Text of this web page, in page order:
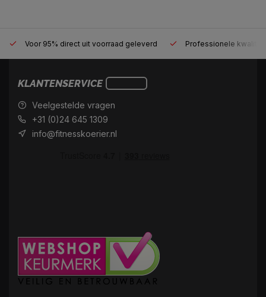
Voor 95% direct uit voorraad geleverd Professionele
KLANTENSERVICE
Veelgestelde vragen
+31 (0)24 645 1309
info@fitnesskoerier.nl